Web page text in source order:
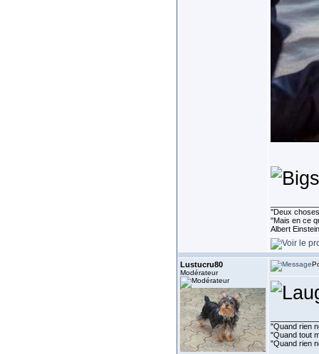
''Deux
"Mais en ce
Albert
Lustucru80
Modérateur
"Quand rien
"Quand tout
"Quand rien